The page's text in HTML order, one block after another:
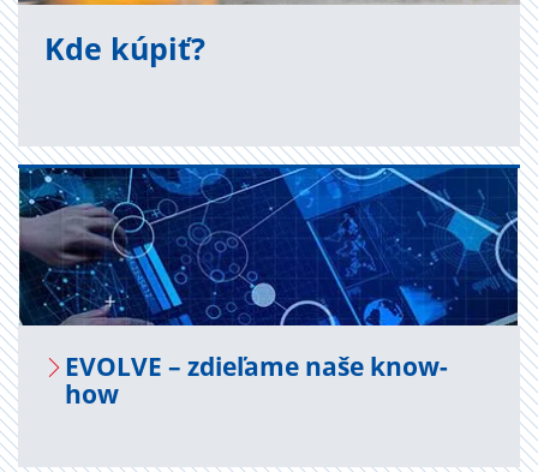
Kde kúpiť?
EVOL­VE – zdie­ľa­me naše know-
how